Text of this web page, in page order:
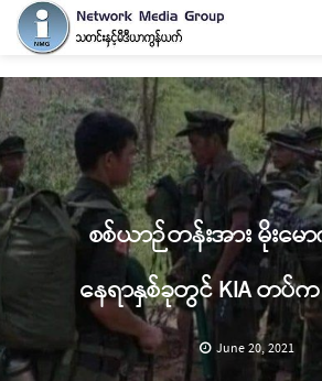
စစ်ယာဉ်တန်းအား မိုးမ
နေရာနှစ်ခုတွင် KIA တ
June 20, 2021